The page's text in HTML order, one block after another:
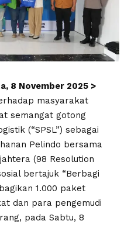
8 November 2025 >
masyarakat
semangat gotong
(“SPSL”) sebagai
Pelindo bersama
(98 Resolution
bertajuk “Berbagi
1.000 paket
dan para pengemudi
pada Sabtu, 8